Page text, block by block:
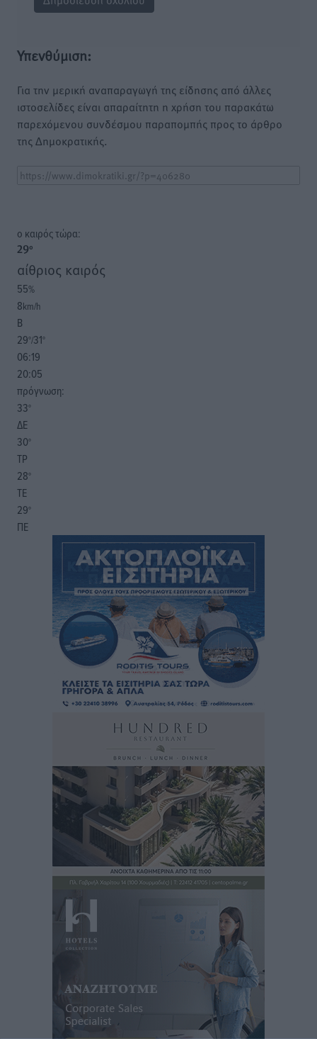
Υπενθύμιση:
Για την μερική αναπαραγωγή της είδησης από άλλες
ιστοσελίδες είναι απαραίτητη η χρήση του παρακάτω
παρεχόμενου συνδέσμου παραπομπής προς το άρθρο
της Δημοκρατικής.
o καιρός τώρα:
29°
αίθριος καιρός
55%
8km/h
Β
29°/31°
06:19
20:05
πρόγνωση:
33°
ΔΕ
30°
ΤΡ
28°
ΤΕ
29°
ΠΕ